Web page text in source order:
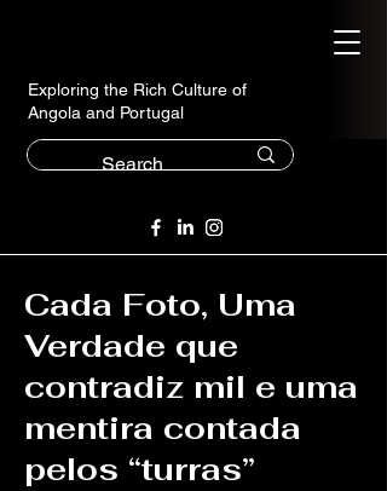
Exploring the Rich Culture of
Angola and Portugal
Cada Foto, Uma
Verdade que
contradiz mil e uma
mentira contada
pelos “turras”